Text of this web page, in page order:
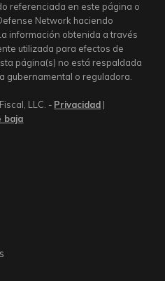
referenciada en este página o
Network haciendo
información obtenida a través
utilizada para efectos de
página(s) no está respaldada
gubernamental o reguladora.
LLC. - Privacidad |
baja